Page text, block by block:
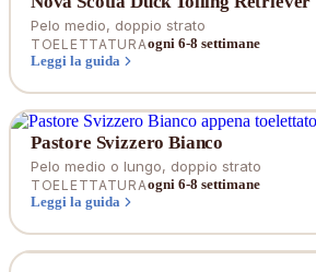
Pelo medio, doppio strato
TOELETTATURAogni 6-8 settimane
Leggi la guida
Pastore Svizzero Bianco
Pelo medio o lungo, doppio strato
TOELETTATURAogni 6-8 settimane
Leggi la guida